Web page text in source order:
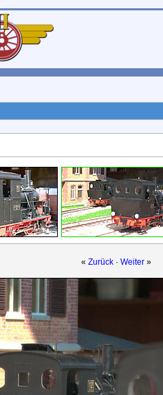
« Zurück · Weiter »